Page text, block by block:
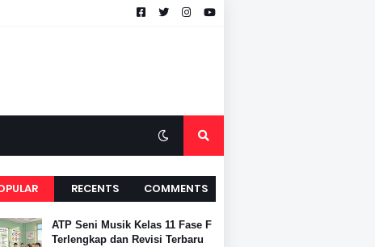
RECENTS COMMENTS
ATP Seni Musik Kelas 11 Fase F
Terlengkap dan Revisi Terbaru